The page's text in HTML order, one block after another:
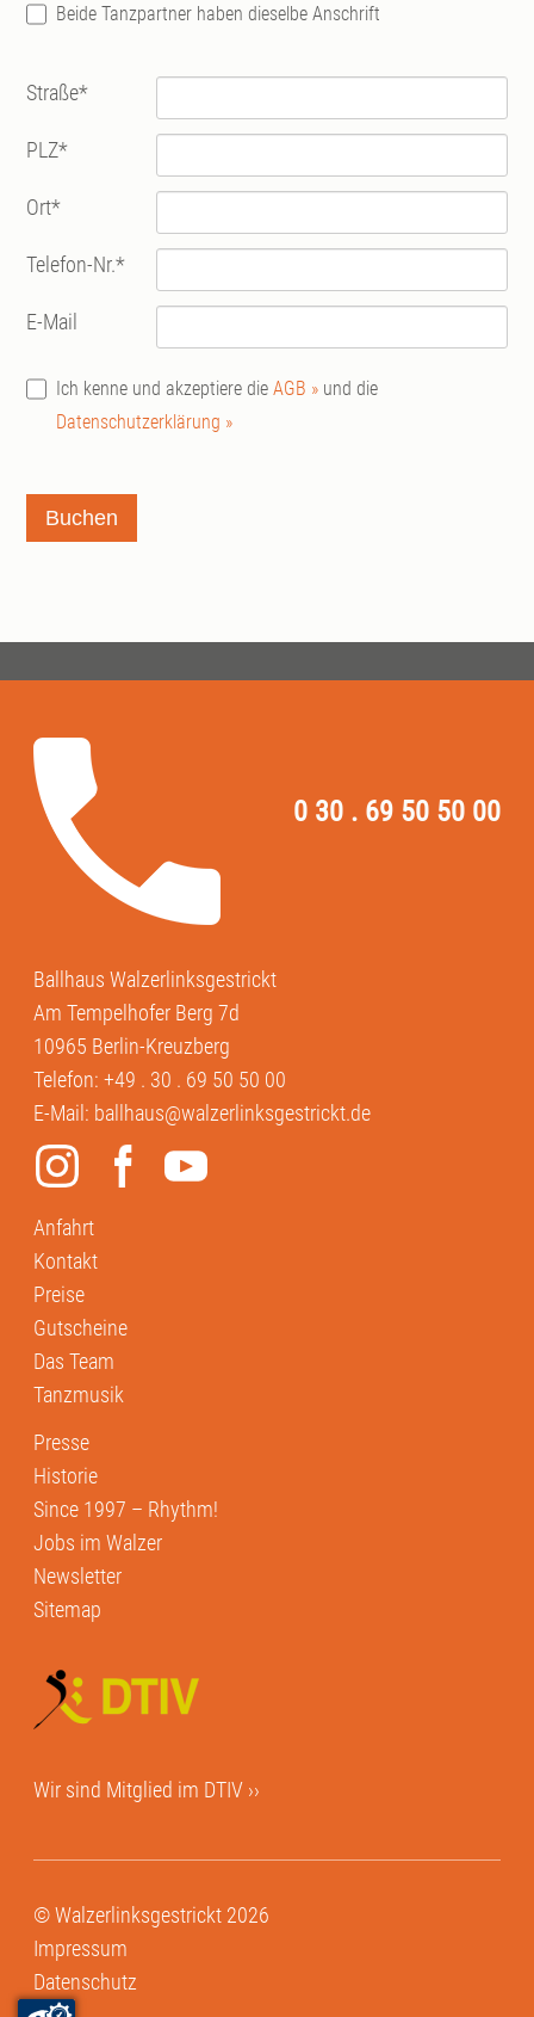
Beide Tanzpartner haben dieselbe Anschrift
Straße*
PLZ*
Ort*
Telefon-Nr.*
E-Mail
Ich kenne und akzeptiere dieAGB » und die
Datenschutzerklärung »
Buchen
0 30 . 69 50 50 00
Ballhaus Walzerlinksgestrickt
Am Tempelhofer Berg 7d
10965 Berlin-Kreuzberg
Telefon:+49 . 30 . 69 50 50 00
E-Mail: ballhaus@walzerlinksgestrickt.de
Anfahrt
Kontakt
Preise
Gutscheine
Das Team
Tanzmusik
Presse
Historie
Since 1997 – Rhythm!
Jobs im Walzer
Newsletter
Sitemap
Wir sind Mitglied im DTIV ››
© Walzerlinksgestrickt 2026
Impressum
Datenschutz